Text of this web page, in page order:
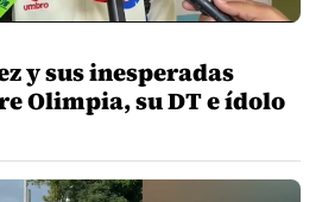
y sus inesperadas
Olimpia, su DT e ídolo